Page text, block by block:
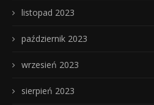
listopad 2023
październik 2023
wrzesień 2023
sierpień 2023